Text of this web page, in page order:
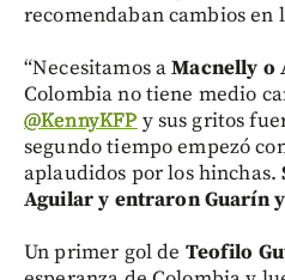
recomendaban cambios en
“Necesitamos aMacnelly o
Colombia no tiene medio
@KennyKFP y sus gritos
segundo tiempo empezó
aplaudidos por los hinchas.
Aguilar y entraron Guarín
Un primer gol de Teofilo